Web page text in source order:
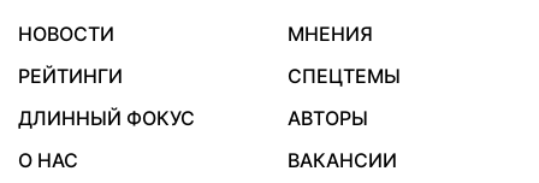
НОВОСТИ
МНЕНИЯ
РЕЙТИНГИ
СПЕЦТЕМЫ
ДЛИННЫЙ ФОКУС
АВТОРЫ
О НАС
ВАКАНСИИ